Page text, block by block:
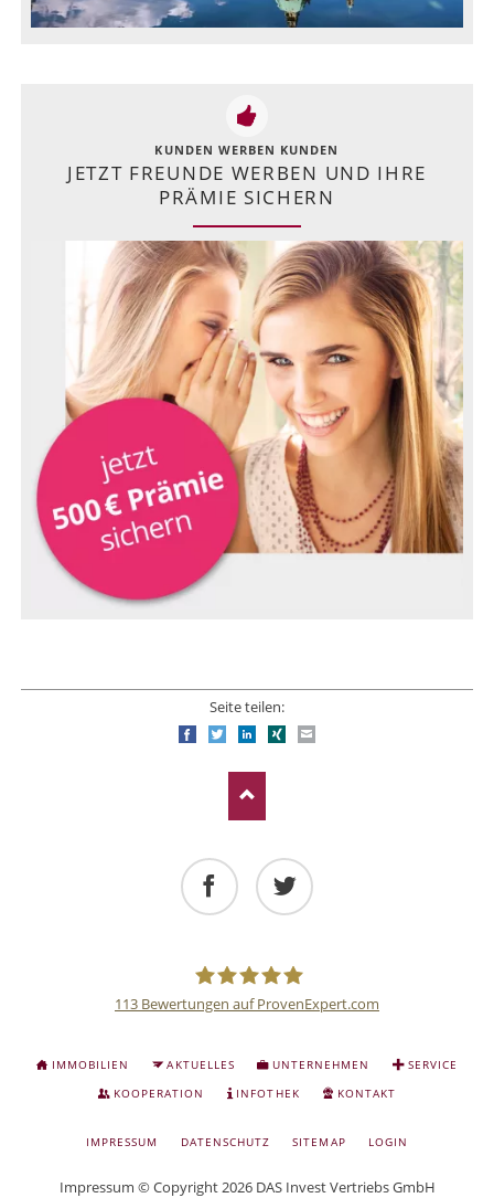
KUNDEN WERBEN KUNDEN
JETZT FREUNDE WERBEN UND IHRE
PRÄMIE SICHERN
Seite teilen:
FacebookTwitterLinkedIn
Xing
Anlage
und
113 Bewertungen auf ProvenExpert.com
NAVIGATION
ÜBERSPRINGEN
IMMOBILIEN AKTUELLES UNTERNEHMEN
SERVICE
KOOPERATION
INFOTHEK KONTAKT
NAVIGATION
IMPRESSUM DATENSCHUTZ SITEMAP LOGIN
Impressum © Copyright 2026 DAS Invest Vertriebs GmbH